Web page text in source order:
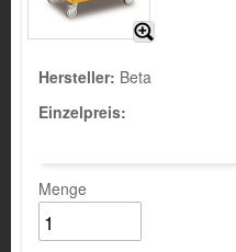
Hersteller: Beta
Einzelpreis:
Menge